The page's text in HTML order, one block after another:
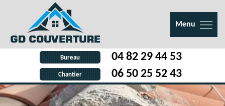
Menu
Bureau 04 82 29 44 53
Chantier 06 50 25 52 43